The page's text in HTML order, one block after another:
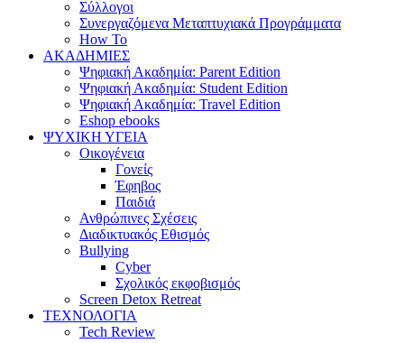
Σύλλογοι
Συνεργαζόμενα Μεταπτυχιακά Προγράμματα
How To
ΑΚΑΔΗΜΙΕΣ
Ψηφιακή Ακαδημία: Parent Edition
Ψηφιακή Ακαδημία: Student Edition
Ψηφιακή Ακαδημία: Travel Edition
Eshop ebooks
ΨΥΧΙΚΗ ΥΓΕΙΑ
Οικογένεια
Γονείς
Έφηβος
Παιδιά
Ανθρώπινες Σχέσεις
Διαδικτυακός Εθισμός
Bullying
Cyber
Σχολικός εκφοβισμός
Screen Detox Retreat
ΤΕΧΝΟΛΟΓΙΑ
Tech Review